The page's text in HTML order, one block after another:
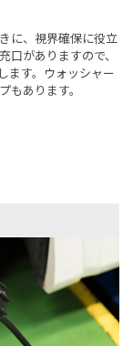
に、視界確保に役立
がありますので、
ます。ウォッシャー
あります。